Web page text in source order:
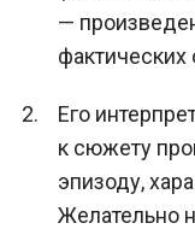
—
фактических
Его
к сюжету
эпизоду,
Желательно